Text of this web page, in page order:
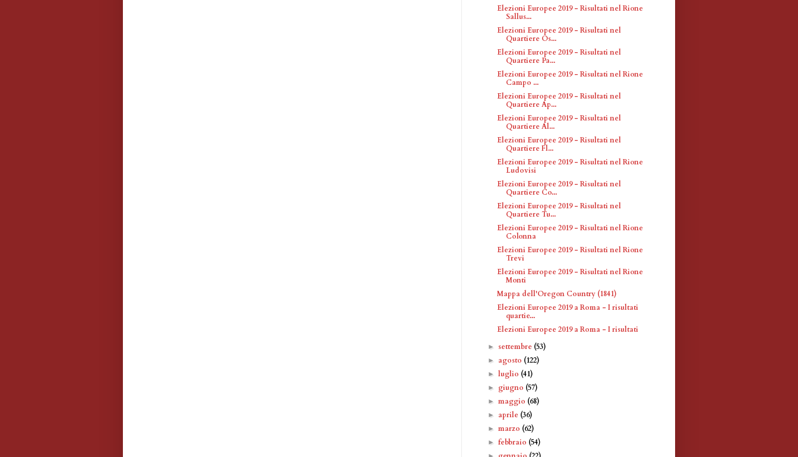
Elezioni Europee 2019 - Risultati nel Rione
Sallus...
Elezioni Europee 2019 - Risultati nel
Quartiere Os...
Elezioni Europee 2019 - Risultati nel
Quartiere Pa...
Elezioni Europee 2019 - Risultati nel Rione
Campo ...
Elezioni Europee 2019 - Risultati nel
Quartiere Ap...
Elezioni Europee 2019 - Risultati nel
Quartiere Al...
Elezioni Europee 2019 - Risultati nel
Quartiere Fl...
Elezioni Europee 2019 - Risultati nel Rione
Ludovisi
Elezioni Europee 2019 - Risultati nel
Quartiere Co...
Elezioni Europee 2019 - Risultati nel
Quartiere Tu...
Elezioni Europee 2019 - Risultati nel Rione
Colonna
Elezioni Europee 2019 - Risultati nel Rione
Trevi
Elezioni Europee 2019 - Risultati nel Rione
Monti
Mappa dell'Oregon Country (1841)
Elezioni Europee 2019 a Roma - I risultati
quartie...
Elezioni Europee 2019 a Roma - I risultati
► settembre (53)
► agosto (122)
►luglio (41)
► giugno (57)
►maggio (68)
► aprile (36)
►marzo (62)
►febbraio (54)